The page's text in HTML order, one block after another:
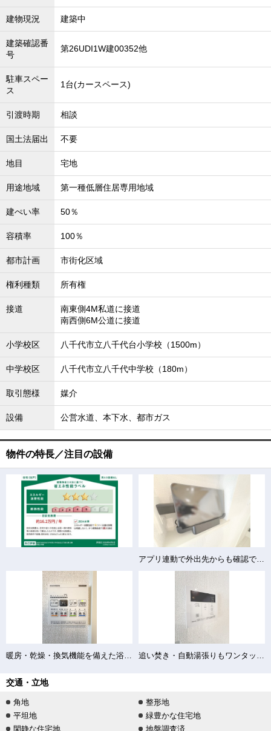
建物現況 建築中
建築確認番
号
第26UDI1W建00352他
駐車スペー
ス
1台(カースペース)
引渡時期 相談
国土法届出 不要
地目 宅地
用途地域 第一種低層住居専用地域
建ぺい率 50％
容積率 100％
都市計画 市街化区域
権利種類 所有権
接道
南東側4M私道に接道
南西側6M公道に接道
小学校区 八千代市立八千代台小学校（1500m）
中学校区 八千代市立八千代中学校（180m）
取引態様 媒介
設備 公営水道、本下水、都市ガス
物件の特長／注目の設備
アプリ連動で外出先からも確認できるインターフォン
暖房・乾燥・換気機能を備えた浴室暖房乾燥機 追い焚き・自動湯張りもワンタッチで操作できる給湯パネル
交通・立地
角地
整形地
平坦地
緑豊かな住宅地
閑静な住宅地
地盤調査済
お客様の声
全店舗営業社員募集！